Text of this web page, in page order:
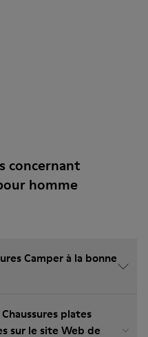
concernant
homme
Camper à la bonne
plates
sur le site Web de